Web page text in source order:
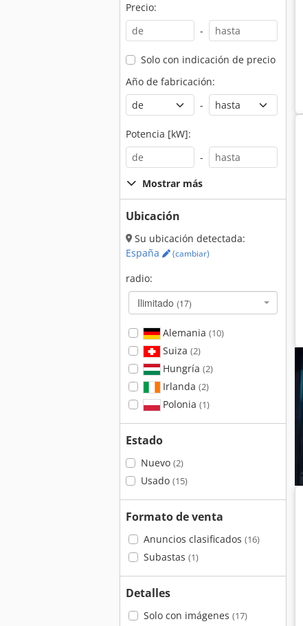
Precio:
-
Solo con indicación de precio
Año de fabricación:
-
Potencia [kW]:
-
Mostrar más
Ubicación
Su ubicación detectada:
España
(cambiar)
radio:
Ilimitado (17)
Alemania (10)
Suiza (2)
Hungría (2)
Irlanda (2)
Polonia (1)
Estado
Nuevo (2)
Usado (15)
Formato de venta
Anuncios clasificados (16)
Subastas (1)
Detalles
Solo con imágenes (17)